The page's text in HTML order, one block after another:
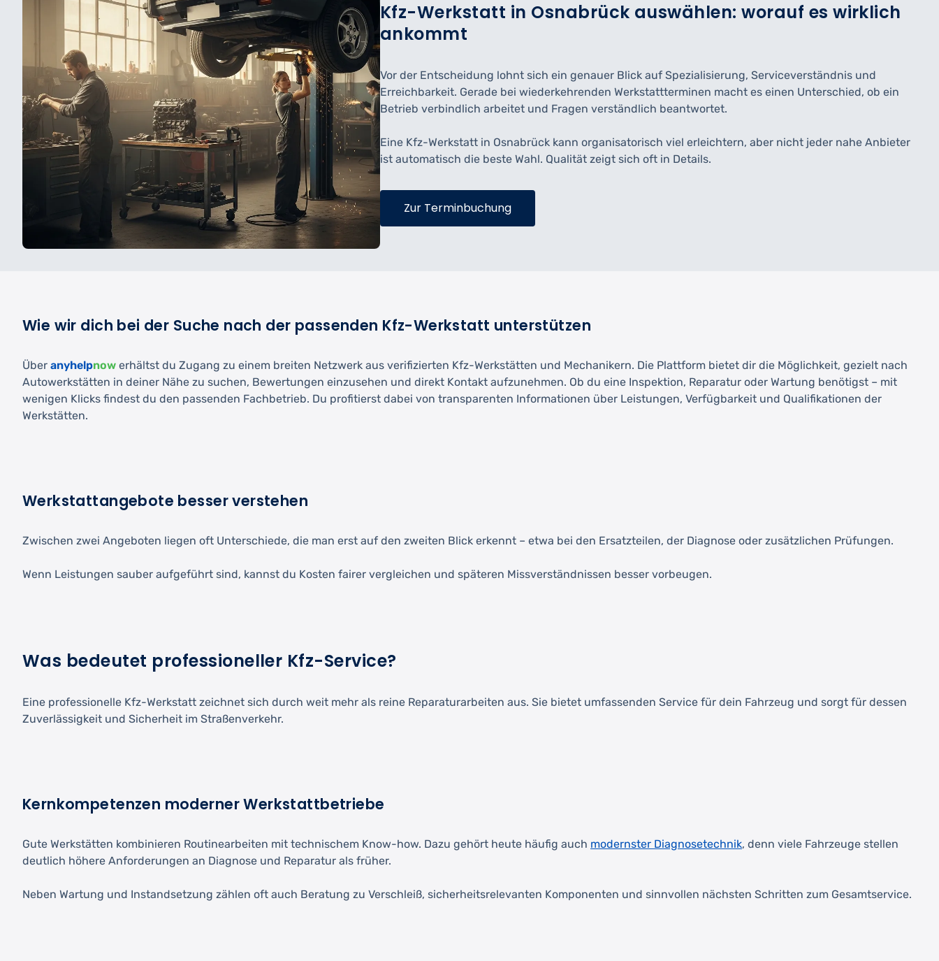
Kfz-Werkstatt in Osnabrück auswählen: worauf es wirklich
ankommt
Vor der Entscheidung lohnt sich ein genauer Blick auf Spezialisierung, Serviceverständnis und
Erreichbarkeit. Gerade bei wiederkehrenden Werkstattterminen macht es einen Unterschied, ob ein
Betrieb verbindlich arbeitet und Fragen verständlich beantwortet.
Eine Kfz-Werkstatt in Osnabrück kann organisatorisch viel erleichtern, aber nicht jeder nahe Anbieter
ist automatisch die beste Wahl. Qualität zeigt sich oft in Details.
Zur Terminbuchung
Wie wir dich bei der Suche nach der passenden Kfz-Werkstatt unterstützen
Über anyhelpnow erhältst du Zugang zu einem breiten Netzwerk aus verifizierten Kfz-Werkstätten und Mechanikern. Die Plattform bietet dir die Möglichkeit, gezielt nach
Autowerkstätten in deiner Nähe zu suchen, Bewertungen einzusehen und direkt Kontakt aufzunehmen. Ob du eine Inspektion, Reparatur oder Wartung benötigst – mit
wenigen Klicks findest du den passenden Fachbetrieb. Du profitierst dabei von transparenten Informationen über Leistungen, Verfügbarkeit und Qualifikationen der
Werkstätten.
Werkstattangebote besser verstehen
Zwischen zwei Angeboten liegen oft Unterschiede, die man erst auf den zweiten Blick erkennt – etwa bei den Ersatzteilen, der Diagnose oder zusätzlichen Prüfungen.
Wenn Leistungen sauber aufgeführt sind, kannst du Kosten fairer vergleichen und späteren Missverständnissen besser vorbeugen.
Was bedeutet professioneller Kfz-Service?
Eine professionelle Kfz-Werkstatt zeichnet sich durch weit mehr als reine Reparaturarbeiten aus. Sie bietet umfassenden Service für dein Fahrzeug und sorgt für dessen
Zuverlässigkeit und Sicherheit im Straßenverkehr.
Kernkompetenzen moderner Werkstattbetriebe
Gute Werkstätten kombinieren Routinearbeiten mit technischem Know-how. Dazu gehört heute häufig auch modernster Diagnosetechnik, denn viele Fahrzeuge stellen
deutlich höhere Anforderungen an Diagnose und Reparatur als früher.
Neben Wartung und Instandsetzung zählen oft auch Beratung zu Verschleiß, sicherheitsrelevanten Komponenten und sinnvollen nächsten Schritten zum Gesamtservice.